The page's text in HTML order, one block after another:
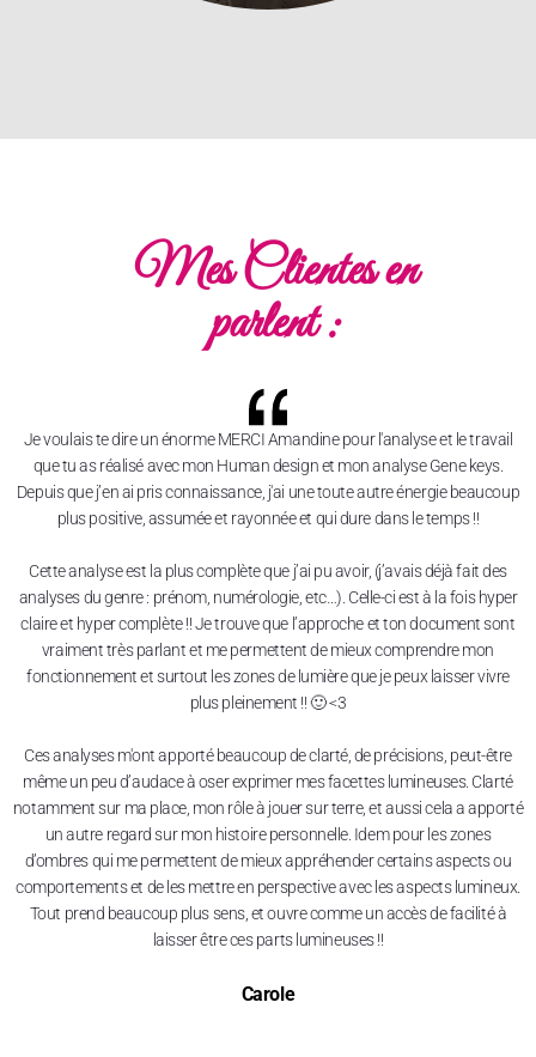
Mes Clientes en
parlent :
Je voulais te dire un énorme MERCI Amandine pour l'analyse et le travail
que tu as réalisé avec mon Human design et mon analyse Gene keys.
Depuis que j’en ai pris connaissance, j'ai une toute autre énergie beaucoup
plus positive, assumée et rayonnée et qui dure dans le temps !!
Cette analyse est la plus complète que j’ai pu avoir, (j’avais déjà fait des
analyses du genre : prénom, numérologie, etc…). Celle-ci est à la fois hyper
claire et hyper complète !! Je trouve que l’approche et ton document sont
vraiment très parlant et me permettent de mieux comprendre mon
fonctionnement et surtout les zones de lumière que je peux laisser vivre
plus pleinement !! 🙂 <3
Ces analyses m'ont apporté beaucoup de clarté, de précisions, peut-être
même un peu d’audace à oser exprimer mes facettes lumineuses. Clarté
notamment sur ma place, mon rôle à jouer sur terre, et aussi cela a apporté
un autre regard sur mon histoire personnelle. Idem pour les zones
d’ombres qui me permettent de mieux appréhender certains aspects ou
comportements et de les mettre en perspective avec les aspects lumineux.
Tout prend beaucoup plus sens, et ouvre comme un accès de facilité à
laisser être ces parts lumineuses !!
Carole